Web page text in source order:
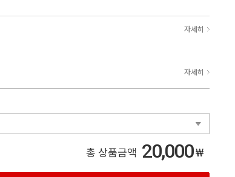
자세히
자세히
총 상품금액 20,000₩